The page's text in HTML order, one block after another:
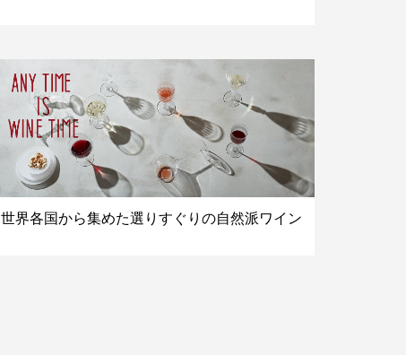
世界各国から集めた選りすぐりの自然派ワイン